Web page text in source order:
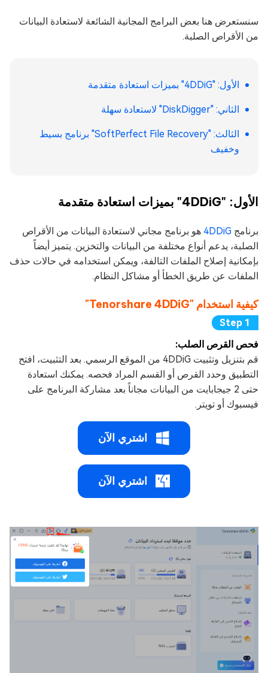
سنستعرض هنا بعض البرامج المجانية الشائعة لاستعادة البيانات
من الأقراص الصلبة.
الأول: "4DDiG" بميزات استعادة متقدمة
الثاني: "DiskDigger" لاستعادة سهلة
الثالث: "SoftPerfect File Recovery" برنامج بسيط
وخفيف
الأول: "4DDiG" بميزات استعادة متقدمة
برنامج 4DDiG هو برنامج مجاني لاستعادة البيانات من الأقراص
الصلبة، يدعم أنواع مختلفة من البيانات والتخزين. يتميز أيضاً
بإمكانية إصلاح الملفات التالفة، ويمكن استخدامه في حالات حذف
الملفات عن طريق الخطأ أو مشاكل النظام.
كيفية استخدام "Tenorshare 4DDiG"
فحص القرص الصلب:
قم بتنزيل وتثبيت 4DDiG من الموقع الرسمي. بعد التثبيت، افتح
التطبيق وحدد القرص أو القسم المراد فحصه. يمكنك استعادة
حتى 2 جيجابايت من البيانات مجاناً بعد مشاركة البرنامج على
فيسبوك أو تويتر.
اشتري الآن
اشتري الآن